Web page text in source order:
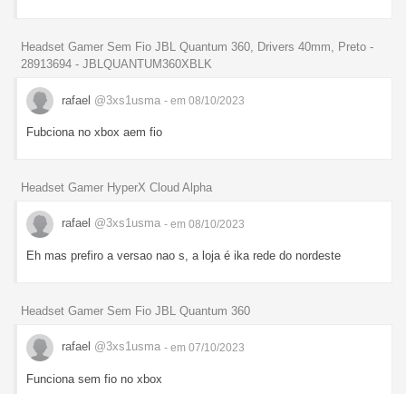
Headset Gamer Sem Fio JBL Quantum 360, Drivers 40mm, Preto -
28913694 - JBLQUANTUM360XBLK
rafael @3xs1usma - em 08/10/2023
Fubciona no xbox aem fio
Headset Gamer HyperX Cloud Alpha
rafael @3xs1usma - em 08/10/2023
Eh mas prefiro a versao nao s, a loja é ika rede do nordeste
Headset Gamer Sem Fio JBL Quantum 360
rafael @3xs1usma - em 07/10/2023
Funciona sem fio no xbox